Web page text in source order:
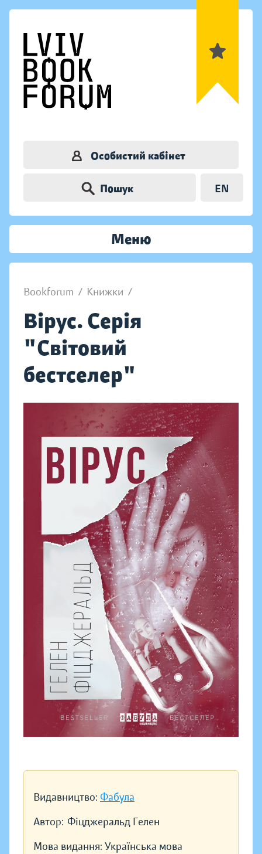
Особистий кабінет
Пошук EN
Меню
Bookforum / Книжки /
Вірус. Серія
"Світовий
бестселер"
Видавництво: Фабула
Автор: Фіцджеральд Гелен
Мова видання: Українська мова